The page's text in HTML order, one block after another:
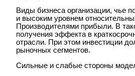
Виды бизнеса организации, чье
и высоким уровнем
Производителями прибыли. В
получения эффекта в
отрасли. При этом инвестиции
рыночных сегментов.
Сильные и слабые стороны